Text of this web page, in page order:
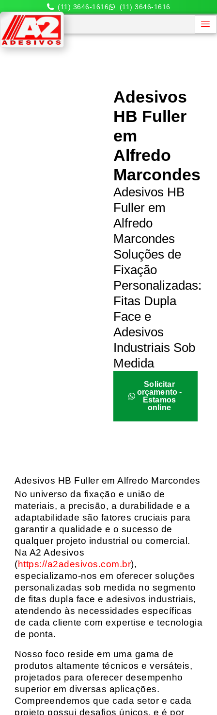
(11) 3646-1616 (11) 3646-1616
Adesivos
HB Fuller
em
Alfredo
Marcondes
Adesivos HB
Fuller em
Alfredo
Marcondes
Soluções de
Fixação
Personalizadas:
Fitas Dupla
Face e
Adesivos
Industriais Sob
Medida
Solicitar
orçamento -
Estamos
online
Adesivos HB Fuller em Alfredo Marcondes
No universo da fixação e união de
materiais, a precisão, a durabilidade e a
adaptabilidade são fatores cruciais para
garantir a qualidade e o sucesso de
qualquer projeto industrial ou comercial.
Na A2 Adesivos
(https://a2adesivos.com.br),
especializamo-nos em oferecer soluções
personalizadas sob medida no segmento
de fitas dupla face e adesivos industriais,
atendendo às necessidades específicas
de cada cliente com expertise e tecnologia
de ponta.
Nosso foco reside em uma gama de
produtos altamente técnicos e versáteis,
projetados para oferecer desempenho
superior em diversas aplicações.
Compreendemos que cada setor e cada
projeto possui desafios únicos, e é por